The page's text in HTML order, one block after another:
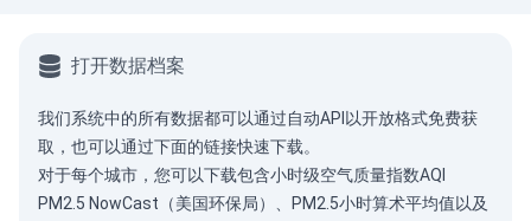
打开数据档案
我们系统中的所有数据都可以通过自动API 以开放格式免费获
取，也可以通过下面的链接快速下载。
对于每个城市，您可以下载包含小时级空气质量指数AQI
PM2.5 NowCast（美国环保局）、PM2.5小时算术平均值以及